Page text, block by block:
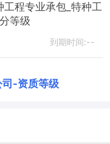
程专业承包_特种工
等级
到期时间:--
-资质等级